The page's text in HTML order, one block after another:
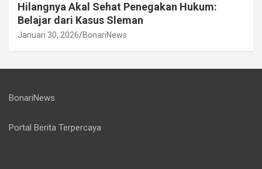
Hilangnya Akal Sehat Penegakan Hukum:
Belajar dari Kasus Sleman
Januari 30, 2026 BonariNews
BonariNews
Portal Berita Terpercaya